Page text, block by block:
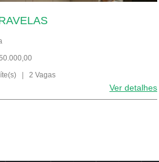
2 Vagas
Ver detalhes